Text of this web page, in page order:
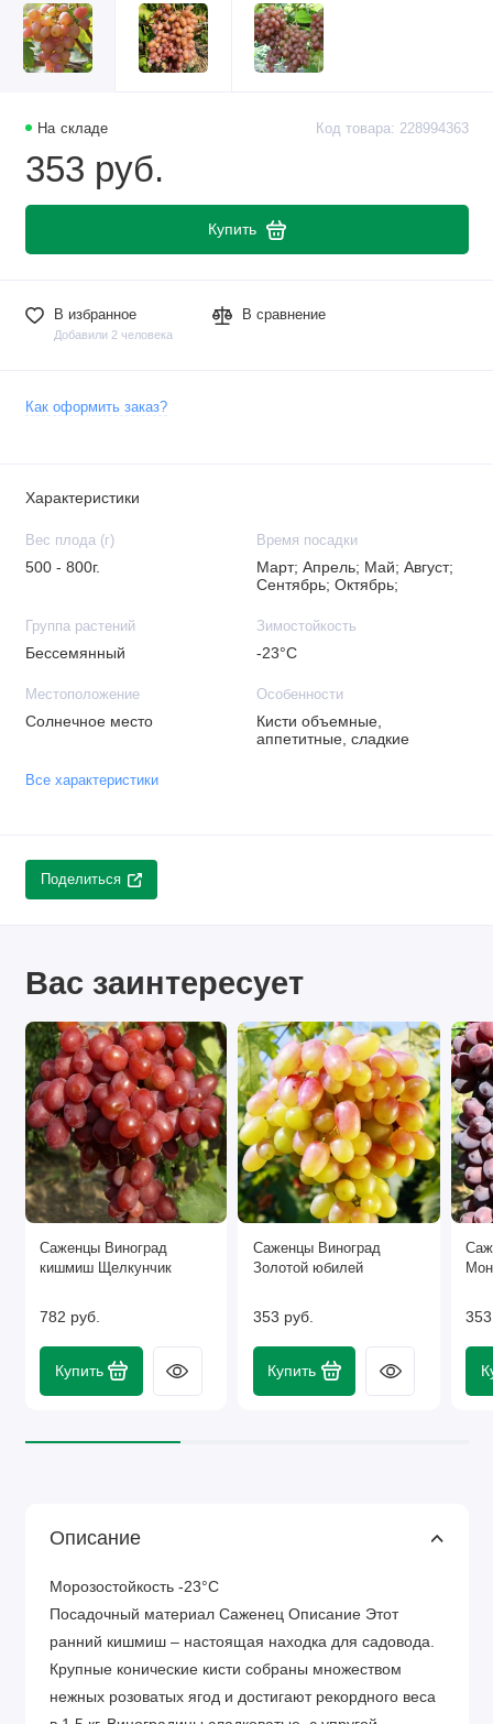
На складе Код товара: 228994363
353 руб.
Купить
В избранное
Добавили 2 человека
В сравнение
Как оформить заказ?
Характеристики
Вес плода (г)
500 - 800г.
Время посадки
Март; Апрель; Май; Август;
Сентябрь; Октябрь;
Группа растений
Бессемянный
Зимостойкость
-23°C
Местоположение
Солнечное место
Особенности
Кисти объемные,
аппетитные, сладкие
Все характеристики
Поделиться
Вас заинтересует
Саженцы Виноград
кишмиш Щелкунчик
782 руб.
Купить
Саженцы Виноград
Золотой юбилей
353 руб.
Купить
Описание
Морозостойкость -23°C
Посадочный материал Саженец Описание Этот
ранний кишмиш – настоящая находка для садовода.
Крупные конические кисти собраны множеством
нежных розоватых ягод и достигают рекордного веса